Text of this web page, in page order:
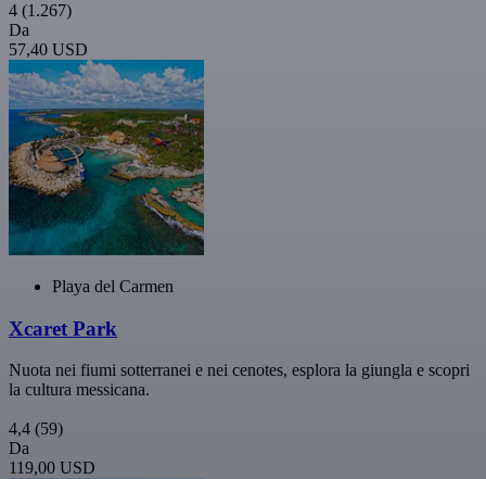
4 (1.267)
Da
57,40 USD
Playa del Carmen
Xcaret Park
Nuota nei fiumi sotterranei e nei cenotes, esplora la giungla e scopri
la cultura messicana.
4,4 (59)
Da
119,00 USD